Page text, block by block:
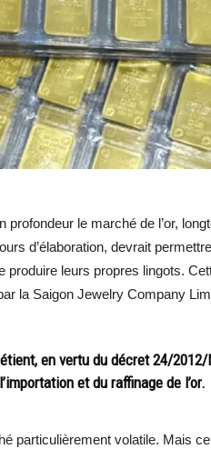
le marché de l’or,
d’élaboration, devrait
produire leurs propres lingots.
la Saigon Jewelry Company
en vertu du décret 24/2012/
et du raffinage de l’or.
particulièrement volatile. Mais